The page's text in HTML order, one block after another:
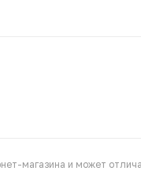
магазина и может